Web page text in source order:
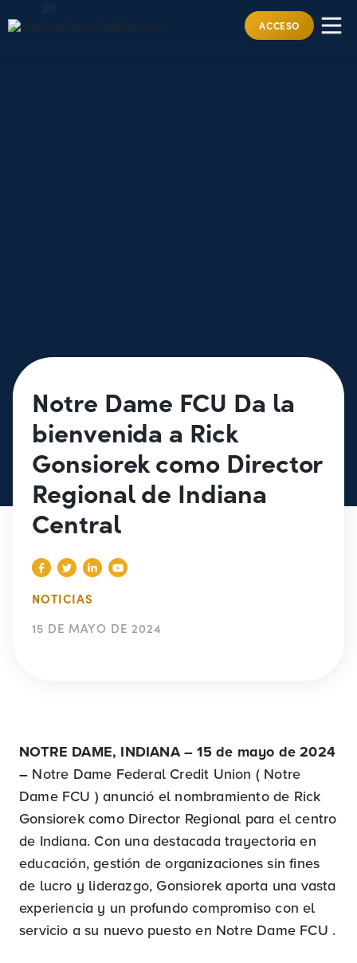
ACCESO
Notre Dame FCU Da la
bienvenida a Rick
Gonsiorek como Director
Regional de Indiana
Central
NOTICIAS
15 DE MAYO DE 2024
NOTRE DAME, INDIANA – 15 de mayo de 2024
– Notre Dame Federal Credit Union ( Notre
Dame FCU ) anunció el nombramiento de Rick
Gonsiorek como Director Regional para el centro
de Indiana. Con una destacada trayectoria en
educación, gestión de organizaciones sin fines
de lucro y liderazgo, Gonsiorek aporta una vasta
experiencia y un profundo compromiso con el
servicio a su nuevo puesto en Notre Dame FCU .